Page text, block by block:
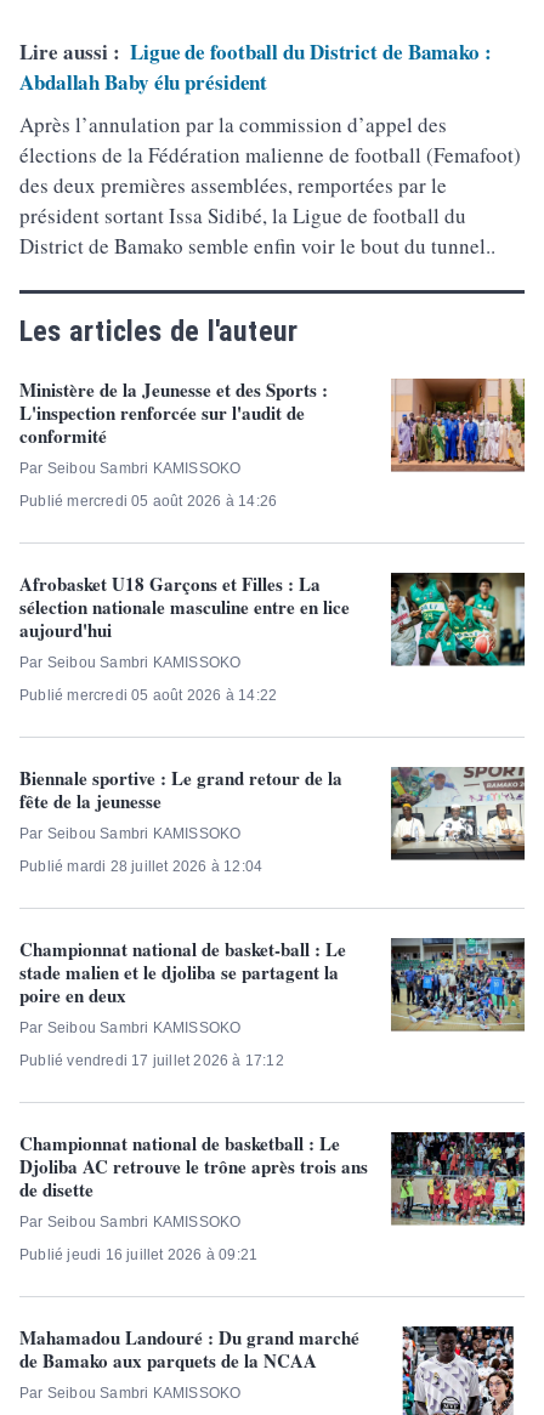
Lire aussi : Ligue de football du District de Bamako :
Abdallah Baby élu président
Après l’annulation par la commission d’appel des
élections de la Fédération malienne de football (Femafoot)
des deux premières assemblées, remportées par le
président sortant Issa Sidibé, la Ligue de football du
District de Bamako semble enfin voir le bout du tunnel..
Les articles de l'auteur
Ministère de la Jeunesse et des Sports :
L'inspection renforcée sur l'audit de
conformité
Par Seibou Sambri KAMISSOKO
Publié mercredi 05 août 2026 à 14:26
Afrobasket U18 Garçons et Filles : La
sélection nationale masculine entre en lice
aujourd'hui
Par Seibou Sambri KAMISSOKO
Publié mercredi 05 août 2026 à 14:22
Biennale sportive : Le grand retour de la
fête de la jeunesse
Par Seibou Sambri KAMISSOKO
Publié mardi 28 juillet 2026 à 12:04
Championnat national de basket-ball : Le
stade malien et le djoliba se partagent la
poire en deux
Par Seibou Sambri KAMISSOKO
Publié vendredi 17 juillet 2026 à 17:12
Championnat national de basketball : Le
Djoliba AC retrouve le trône après trois ans
de disette
Par Seibou Sambri KAMISSOKO
Publié jeudi 16 juillet 2026 à 09:21
Mahamadou Landouré : Du grand marché
de Bamako aux parquets de la NCAA
Par Seibou Sambri KAMISSOKO